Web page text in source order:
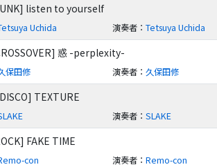
listen to yourself
Uchida 演奏者 ：Tetsuya Uchida
惑 -perplexity-
保田修 演奏者 ：久保田修
TEXTURE
演奏者 ：SLAKE
FAKE TIME
con 演奏者 ：Remo-con